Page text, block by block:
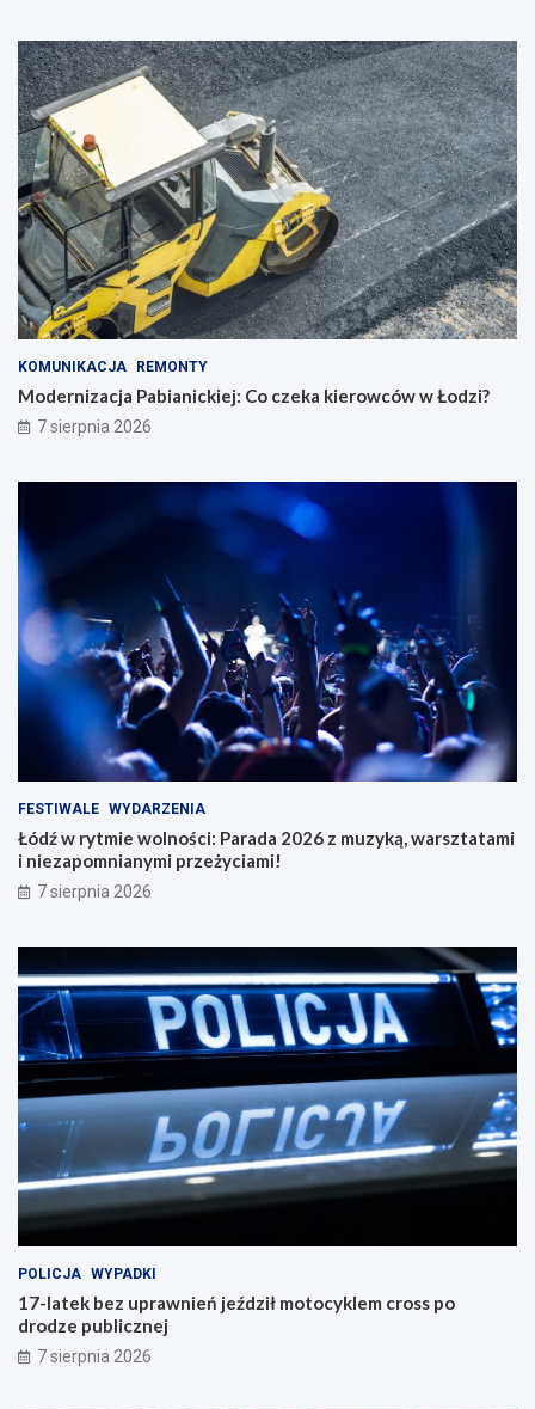
KOMUNIKACJA REMONTY
Modernizacja Pabianickiej: Co czeka kierowców w Łodzi?
7 sierpnia 2026
FESTIWALE WYDARZENIA
Łódź w rytmie wolności: Parada 2026 z muzyką, warsztatami
i niezapomnianymi przeżyciami!
7 sierpnia 2026
POLICJA WYPADKI
17-latek bez uprawnień jeździł motocyklem cross po
drodze publicznej
7 sierpnia 2026